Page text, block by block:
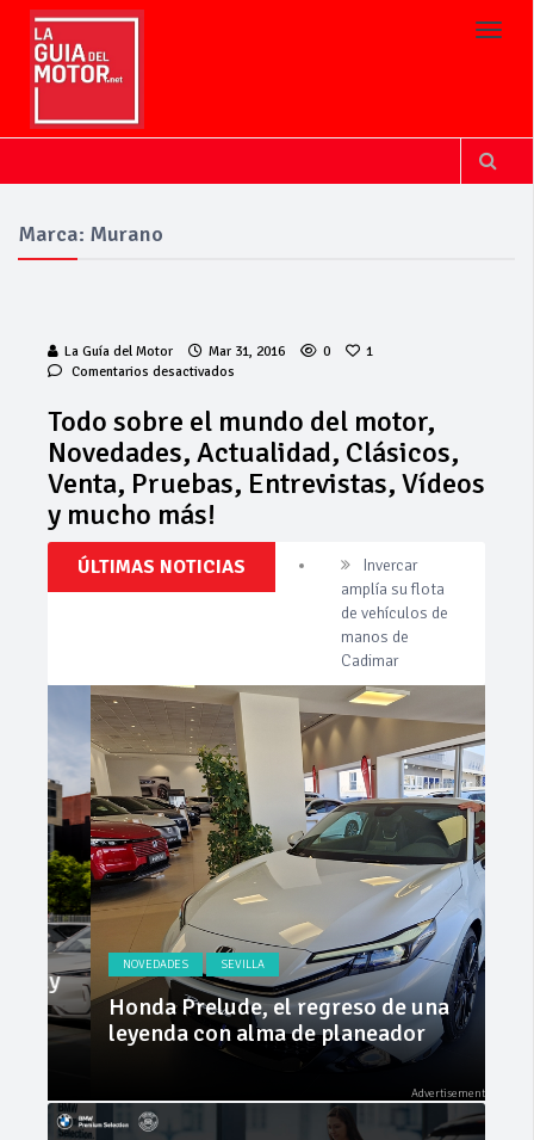
Marca: Murano
La Guía del Motor Mar 31, 2016 0
1
Comentarios desactivados
el
mundo
del
motor,
Venta,
Pruebas,
más!
Todo sobre el mundo del motor,
Novedades, Actualidad, Clásicos,
Venta, Pruebas, Entrevistas, Vídeos
y mucho más!
ÚLTIMAS NOTICIAS
Cárnicas El
Alcazar,
patrocinador de
la 42ª Subida a
Vejer
La Junta
implementa
mejoras en la
A381 por Los
Barrios
Invercar
amplía su flota
de vehículos de
manos de
Cadimar
NOVEDADES SEVILLA
Honda Prelude, el regreso de una
leyenda con alma de planeador